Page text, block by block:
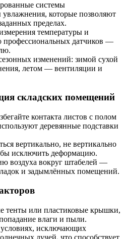
системы
которые позволяют
пределах.
температуры и
датчиков —
изменений: зимой сухой
летом — вентиляции и
складских помещений
контакта листов с полом
деревянные подставки
вертикально, не вертикально
исключить деформацию.
воздуха вокруг штабелей —
и задымлённых помещений.
тенты или пластиковые крышки,
влаги и пыли.
исключающих